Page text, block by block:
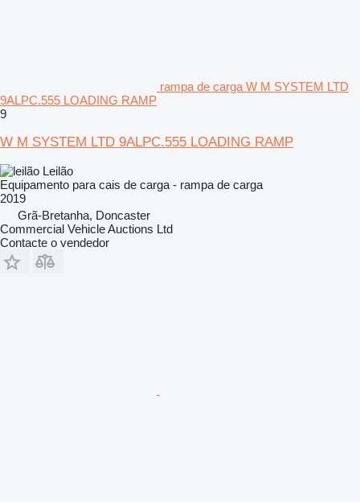
rampa de carga W M SYSTEM LTD
9ALPC.555 LOADING RAMP
9
W M SYSTEM LTD 9ALPC.555 LOADING RAMP
Leilão
Equipamento para cais de carga - rampa de carga
2019
Grã-Bretanha, Doncaster
Commercial Vehicle Auctions Ltd
Contacte o vendedor